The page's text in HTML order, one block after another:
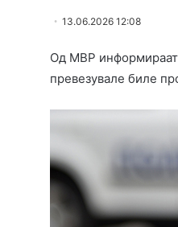
13.06.2026 12:08
Од МВР информираат
превезувале биле